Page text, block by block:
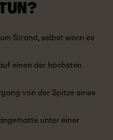
Strand, selbst wenn es
einen der höchsten
von der Spitze eines
unter einer